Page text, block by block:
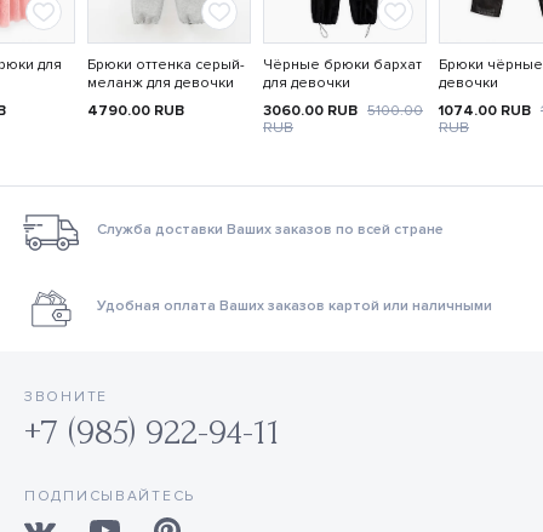
для
Брюки оттенка серый-
меланж для девочки
4790.00 RUB
Чёрные брюки бархат
для девочки
3060.00 RUB 5100.00
RUB
Брюки
девочки
1074.00 RUB
RUB
Служба доставки Ваших заказов по всей стране
Удобная оплата Ваших заказов картой или наличными
ЗВОНИТЕ
+7 (985) 922-94-11
ПОДПИСЫВАЙТЕСЬ